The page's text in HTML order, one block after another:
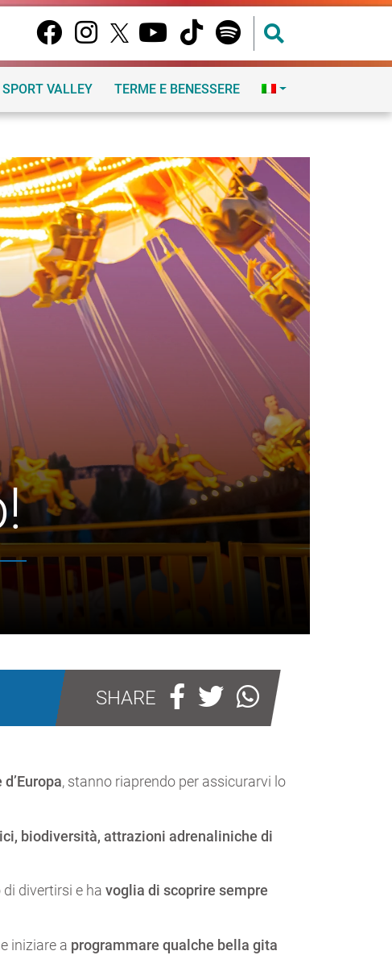
SPORT VALLEY TERME E BENESSERE
SHARE
, stanno riaprendo per assicurarvi lo
biodiversità, attrazioni adrenaliniche di
divertirsi e ha voglia di scoprire sempre
iniziare a programmare qualche bella gita